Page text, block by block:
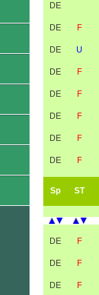
DE
DE F
DE U
DE F
DE F
DE F
DE F
DE F
Sp ST
DE F
DE F
DE F